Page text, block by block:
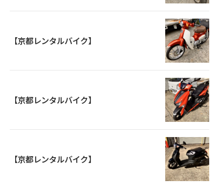
【京都レンタルバイク】
【京都レンタルバイク】
【京都レンタルバイク】